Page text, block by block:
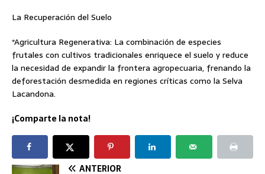
La Recuperación del Suelo
*Agricultura Regenerativa: La combinación de especies
frutales con cultivos tradicionales enriquece el suelo y reduce
la necesidad de expandir la frontera agropecuaria, frenando la
deforestación desmedida en regiones críticas como la Selva
Lacandona.
¡Comparte la nota!
ANTERIOR